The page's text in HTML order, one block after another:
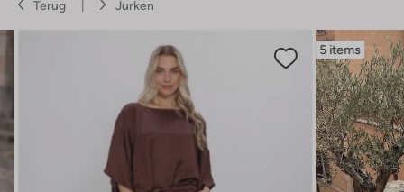
Terug Jurken
5 items